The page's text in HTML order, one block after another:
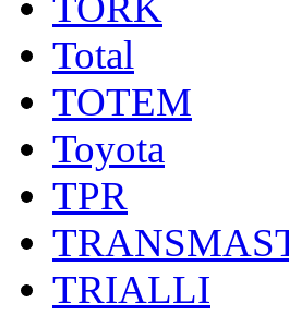
Total
TOTEM
Toyota
TPR
TRIALLI